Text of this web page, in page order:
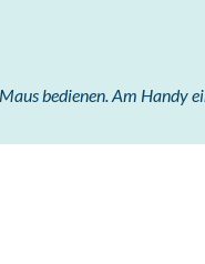
bedienen. Am Handy